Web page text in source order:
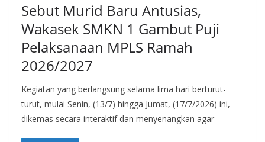
Sebut Murid Baru Antusias,
Wakasek SMKN 1 Gambut Puji
Pelaksanaan MPLS Ramah
2026/2027
Kegiatan yang berlangsung selama lima hari berturut-
turut, mulai Senin, (13/7) hingga Jumat, (17/7/2026) ini,
dikemas secara interaktif dan menyenangkan agar